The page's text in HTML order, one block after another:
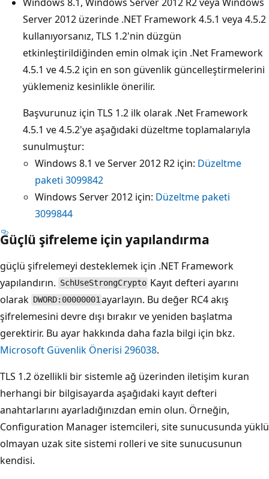
Server 2012 üzerinde .NET Framework 4.5.1 veya 4.5.2
kullanıyorsanız, TLS 1.2'nin düzgün
etkinleştirildiğinden emin olmak için .Net Framework
4.5.1 ve 4.5.2 için en son güvenlik güncelleştirmelerini
yüklemeniz kesinlikle önerilir.
Başvurunuz için TLS 1.2 ilk olarak .Net Framework
4.5.1 ve 4.5.2'ye aşağıdaki düzeltme toplamalarıyla
sunulmuştur:
Windows 8.1 ve Server 2012 R2 için: Düzeltme
paketi 3099842
Windows Server 2012 için: Düzeltme paketi
3099844
Güçlü şifreleme için yapılandırma
güçlü şifrelemeyi desteklemek için .NET Framework
yapılandırın. SchUseStrongCrypto Kayıt defteri ayarını
olarak DWORD:00000001ayarlayın. Bu değer RC4 akış
şifrelemesini devre dışı bırakır ve yeniden başlatma
gerektirir. Bu ayar hakkında daha fazla bilgi için bkz.
Microsoft Güvenlik Önerisi 296038.
TLS 1.2 özellikli bir sistemle ağ üzerinden iletişim kuran
herhangi bir bilgisayarda aşağıdaki kayıt defteri
anahtarlarını ayarladığınızdan emin olun. Örneğin,
Configuration Manager istemcileri, site sunucusunda yüklü
olmayan uzak site sistemi rolleri ve site sunucusunun
kendisi.